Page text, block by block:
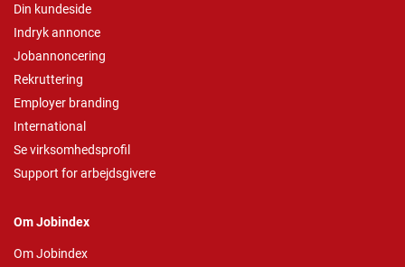
Din kundeside
Indryk annonce
Jobannoncering
Rekruttering
Employer branding
International
Se virksomhedsprofil
Support for arbejdsgivere
Om Jobindex
Om Jobindex